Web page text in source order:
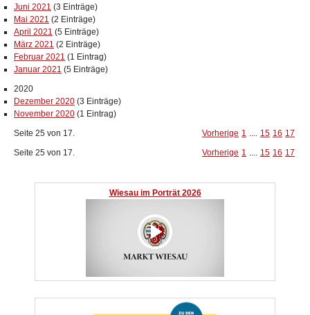
Juni 2021 (3 Einträge)
Mai 2021 (2 Einträge)
April 2021 (5 Einträge)
März 2021 (2 Einträge)
Februar 2021 (1 Eintrag)
Januar 2021 (5 Einträge)
2020
Dezember 2020 (3 Einträge)
November 2020 (1 Eintrag)
Seite 25 von 17.
Vorherige 1 .... 15 16 17
Seite 25 von 17.
Vorherige 1 .... 15 16 17
Wiesau im Porträt 2026